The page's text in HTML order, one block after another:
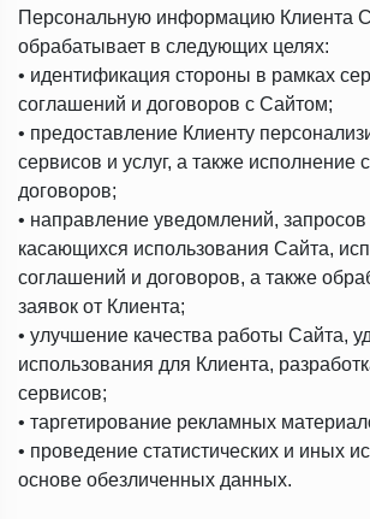
Персональную информацию Клиента
обрабатывает в следующих целях:
• идентификация стороны в рамках
соглашений и договоров с Сайтом;
• предоставление Клиенту
сервисов и услуг, а также исполнение
договоров;
• направление уведомлений,
касающихся использования Сайта,
соглашений и договоров, а также
заявок от Клиента;
• улучшение качества работы Сайта,
использования для Клиента,
сервисов;
• таргетирование рекламных
• проведение статистических и иных
основе обезличенных данных.